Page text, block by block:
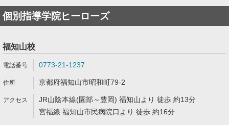
個別指導学院ヒーローズ
福知山校
0773-21-1237
京都府福知山市昭和町79-2
JR山陰本線(園部～豊岡) 福知山より 徒歩 約13分
宮福線 福知山市民病院口より 徒歩 約16分